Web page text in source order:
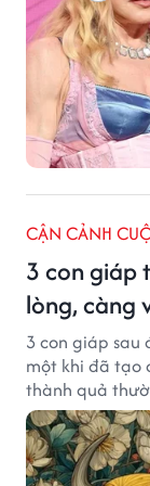
CẬN CẢNH
3 con giáp
lòng, càng
3 con giáp sau
một khi đã tạo
thành quả